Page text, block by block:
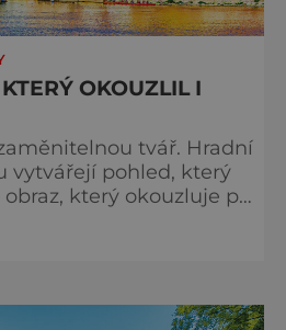
OKOUZLIL I
tvář. Hradní
vytvářejí pohled, který
obraz, který okouzluje po
ho neznal. Pražský hrad
seznamu mí